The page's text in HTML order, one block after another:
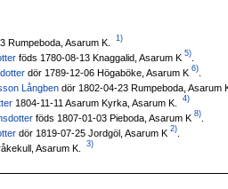
Rumpeboda, Asarum K. 1)
föds 1780-08-13 Knaggalid, Asarum K 5)
dör 1789-12-06 Högaböke, Asarum K 6)
Långben dör 1802-04-23 Rumpeboda, Asarum
1804-11-11 Asarum Kyrka, Asarum K. 4)
föds 1807-01-03 Pieboda, Asarum K 8)
dör 1819-07-25 Jordgöl, Asarum K 2)
Asarum K. 3)